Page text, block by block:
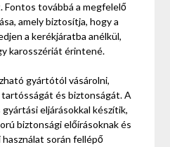
továbbá a megfelelő
amely biztosítja, hogy a
a kerékjáratba anélkül,
karosszériát érintené.
gyártótól vásárolni,
és biztonságát. A
eljárásokkal készítik,
biztonsági előírásoknak és
során fellépő